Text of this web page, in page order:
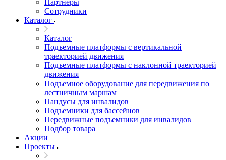
Партнеры
Сотрудники
Каталог
Каталог
Подъемные платформы с вертикальной
траекторией движения
Подъемные платформы с наклонной траекторией
движения
Подъемное оборудование для передвижения по
лестничным маршам
Пандусы для инвалидов
Подъемники для бассейнов
Передвижные подъемники для инвалидов
Подбор товара
Акции
Проекты